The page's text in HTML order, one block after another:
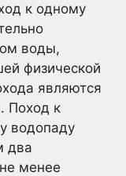
к одному
воды,
физической
являются
Поход к
водопаду
два
менее